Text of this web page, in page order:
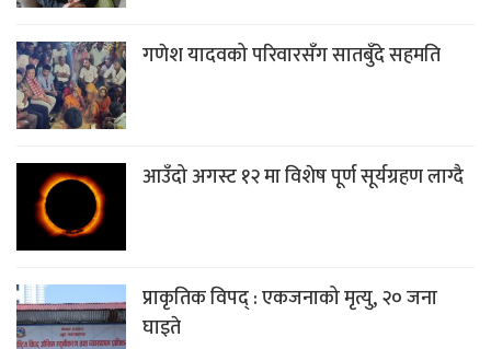
गणेश यादवको परिवारसँग सातबुँदे सहमति
आउँदो अगस्ट १२ मा विशेष पूर्ण सूर्यग्रहण लाग्दै
प्राकृतिक विपद् : एकजनाको मृत्यु, २० जना
घाइते